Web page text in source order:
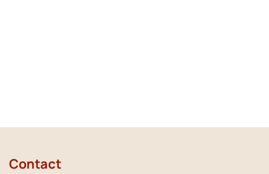
Contact